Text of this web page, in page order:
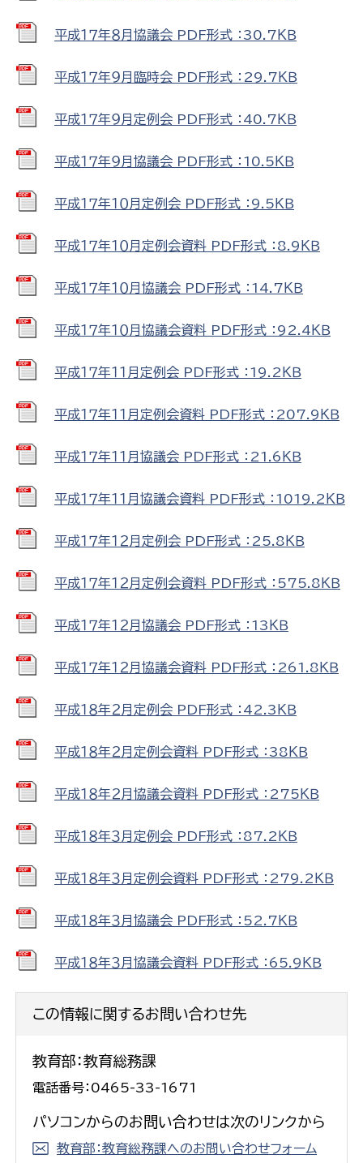
平成１７年８月協議会 PDF形式 ：30.7ＫＢ
平成１７年９月臨時会 PDF形式 ：29.7ＫＢ
平成１７年９月定例会 PDF形式 ：40.7ＫＢ
平成１７年９月協議会 PDF形式 ：10.5ＫＢ
平成１７年１０月定例会 PDF形式 ：9.5ＫＢ
平成１７年１０月定例会資料 PDF形式 ：8.9ＫＢ
平成１７年１０月協議会 PDF形式 ：14.7ＫＢ
平成１７年１０月協議会資料 PDF形式 ：92.4ＫＢ
平成１７年１１月定例会 PDF形式 ：19.2ＫＢ
平成１７年１１月定例会資料 PDF形式 ：207.9ＫＢ
平成１７年１１月協議会 PDF形式 ：21.6ＫＢ
平成１７年１１月協議会資料 PDF形式 ：1019.2ＫＢ
平成１７年１２月定例会 PDF形式 ：25.8ＫＢ
平成１７年１２月定例会資料 PDF形式 ：575.8ＫＢ
平成１７年１２月協議会 PDF形式 ：13ＫＢ
平成１７年１２月協議会資料 PDF形式 ：261.8ＫＢ
平成１８年２月定例会 PDF形式 ：42.3ＫＢ
平成１８年２月定例会資料 PDF形式 ：38ＫＢ
平成１８年２月協議会資料 PDF形式 ：275ＫＢ
平成１８年３月定例会 PDF形式 ：87.2ＫＢ
平成１８年３月定例会資料 PDF形式 ：279.2ＫＢ
平成１８年３月協議会 PDF形式 ：52.7ＫＢ
平成１８年３月協議会資料 PDF形式 ：65.9ＫＢ
この情報に関するお問い合わせ先
教育部：教育総務課
電話番号：0465-33-1671
パソコンからのお問い合わせは次のリンクから
教育部：教育総務課へのお問い合わせフォーム